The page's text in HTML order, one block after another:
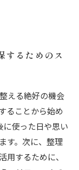
するためのス
える絶好の機会
ることから始め
に使った日や思い
す。次に、整理
用するために、